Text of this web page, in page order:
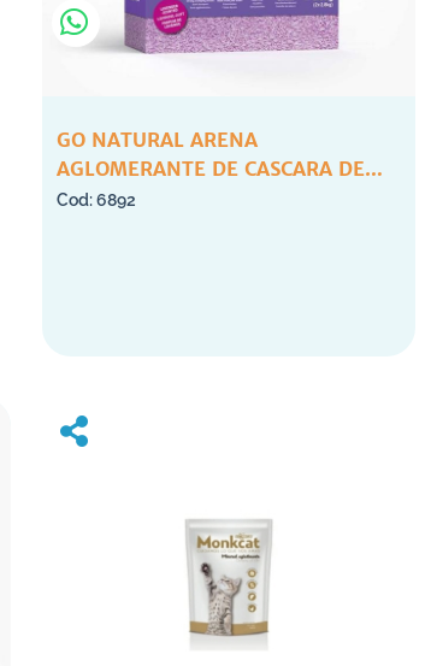
GO NATURAL ARENA
AGLOMERANTE DE CASCARA DE
6892